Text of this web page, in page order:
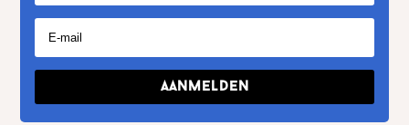
Aanmelden